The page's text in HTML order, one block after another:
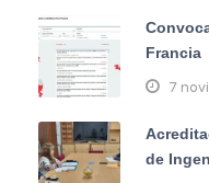
Francia
7
de